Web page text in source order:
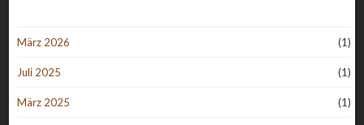
März 2026 (1)
Juli 2025 (1)
März 2025 (1)